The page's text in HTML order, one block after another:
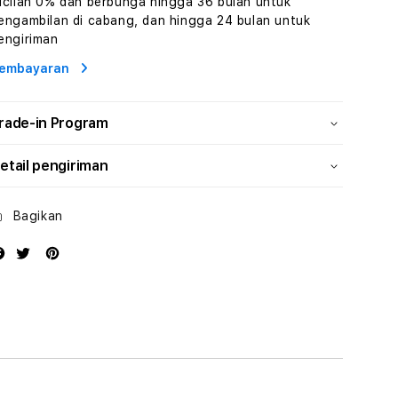
dan
Solusi
Energi
dan
Solusi
di cabang, dan hingga 24 bulan untuk
in Program
pengiriman
Bagikan